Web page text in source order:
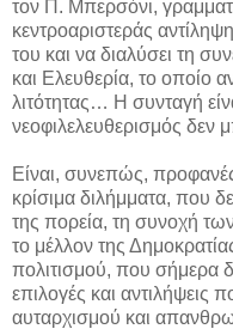
τον Π. Μπερσόνι,
κεντροαριστεράς
του και να διαλύσει τη
και Ελευθερία, το οποίο
λιτότητας… Η συνταγή
νεοφιλελευθερισμός
Είναι, συνεπώς,
κρίσιμα διλήμματα, που
της πορεία, τη συνοχή
το μέλλον της
πολιτισμού, που σήμερα
επιλογές και
αυταρχισμού και